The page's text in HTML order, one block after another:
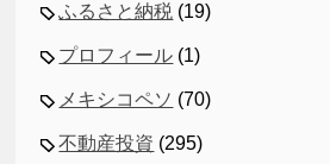
ふるさと納税 (19)
プロフィール (1)
メキシコペソ (70)
不動産投資 (295)